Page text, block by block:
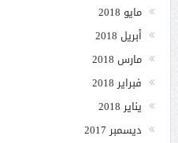
مايو 2018
أبريل 2018
مارس 2018
فبراير 2018
يناير 2018
ديسمبر 2017